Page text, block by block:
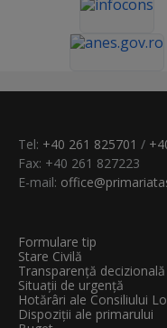
Tel: +40 261 825701 /
Fax: +40 261 827223
E-mail:
Formulare tip
Stare Civilă
Transparenţă decizională
Situații de urgență
Hotărâri ale Consiliului
Dispoziții ale primarului